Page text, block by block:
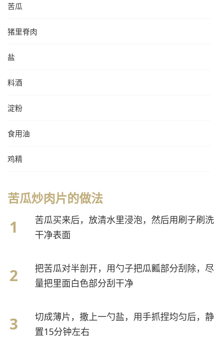
苦瓜
猪里脊肉
盐
料酒
淀粉
食用油
鸡精
苦瓜炒肉片的做法
苦瓜买来后，放清水里浸泡，然后用刷子刷洗
干净表面
把苦瓜对半剖开，用勺子把瓜瓤部分刮除，尽
量把里面白色部分刮干净
切成薄片，撒上一勺盐，用手抓捏均匀后，静
置15分钟左右